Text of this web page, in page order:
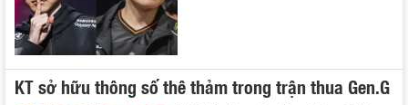
KT sở hữu thông số thê thảm trong trận thua Gen.G